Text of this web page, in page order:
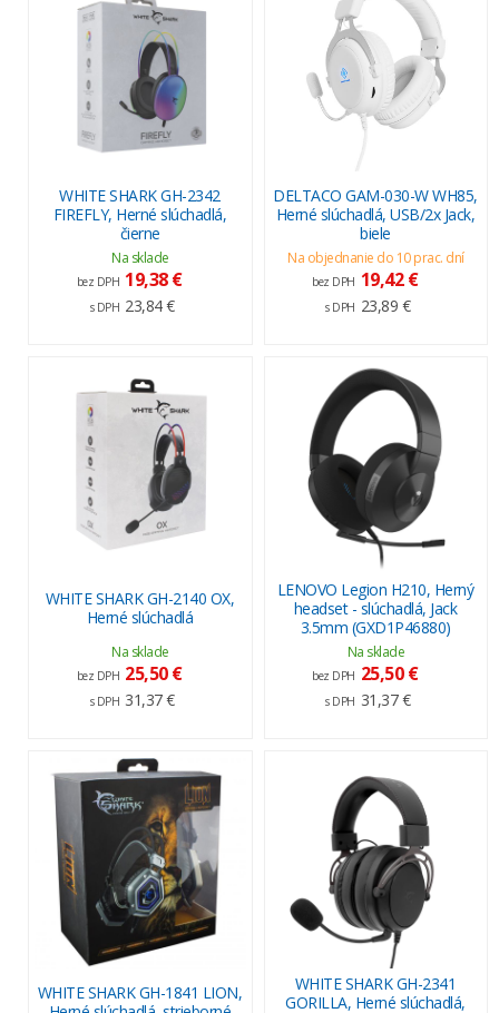
WHITE SHARK GH-2342
FIREFLY, Herné slúchadlá,
čierne
Na sklade
bez DPH 19,38 €
s DPH 23,84 €
DELTACO GAM-030-W WH85,
Herné slúchadlá, USB/2x Jack,
biele
Na objednanie do 10 prac. dní
bez DPH 19,42 €
s DPH 23,89 €
WHITE SHARK GH-2140 OX,
Herné slúchadlá
Na sklade
bez DPH 25,50 €
s DPH 31,37 €
LENOVO Legion H210, Herný
headset - slúchadlá, Jack
3.5mm (GXD1P46880)
Na sklade
bez DPH 25,50 €
s DPH 31,37 €
WHITE SHARK GH-1841 LION,
WHITE SHARK GH-2341
GORILLA, Herné slúchadlá,